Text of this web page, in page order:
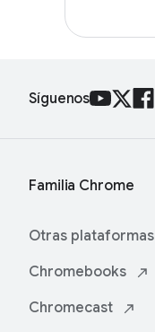
Síguenos
Familia Chrome
Otras plataformas
Chromebooks
Chromecast